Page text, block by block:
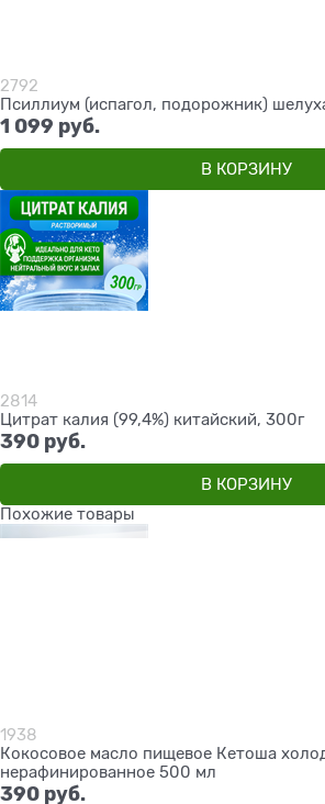
2792
Псиллиум (испагол, подорожник)
1 099 руб.
В КОРЗИНУ
2814
Цитрат калия (99,4%) китайский, 300г
390 руб.
В КОРЗИНУ
Похожие товары
1938
Кокосовое масло пищевое Кетоша
нерафинированное 500 мл
390 руб.